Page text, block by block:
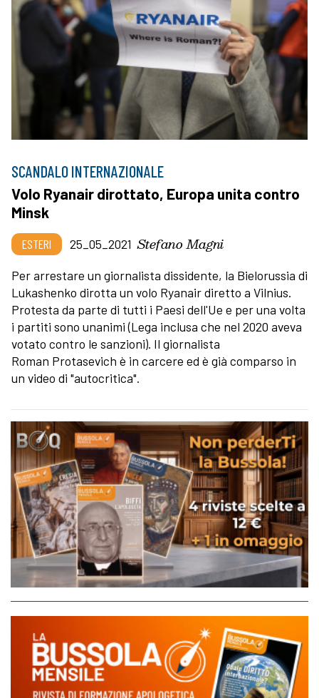
SCANDALO INTERNAZIONALE
Volo Ryanair dirottato, Europa unita contro
Minsk
ESTERI 25_05_2021 Stefano Magni
Per arrestare un giornalista dissidente, la Bielorussia di
Lukashenko dirotta un volo Ryanair diretto a Vilnius.
Protesta da parte di tutti i Paesi dell'Ue e per una volta
i partiti sono unanimi (Lega inclusa che nel 2020 aveva
votato contro le sanzioni). Il giornalista
Roman Protasevich è in carcere ed è già comparso in
un video di "autocritica".